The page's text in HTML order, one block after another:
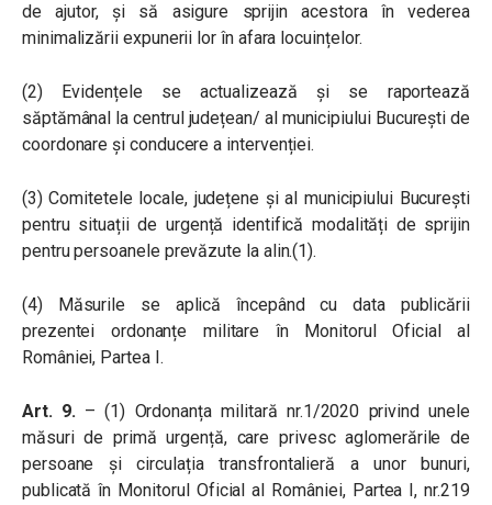
de ajutor, și să asigure sprijin acestora în vederea
minimalizării expunerii lor în afara locuințelor.
(2) Evidențele se actualizează și se raportează
săptămânal la centrul județean/ al municipiului București de
coordonare și conducere a intervenției.
(3) Comitetele locale, județene și al municipiului București
pentru situații de urgență identifică modalități de sprijin
pentru persoanele prevăzute la alin.(1).
(4) Măsurile se aplică începând cu data publicării
prezentei ordonanțe militare în Monitorul Oficial al
României, Partea I.
Art. 9.– (1) Ordonanța militară nr.1/2020 privind unele
măsuri de primă urgență, care privesc aglomerările de
persoane și circulația transfrontalieră a unor bunuri,
publicată în Monitorul Oficial al României, Partea I, nr.219